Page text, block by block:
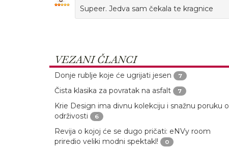
Supeer. Jedva sam čekala te kragnice
VEZANI ČLANCI
Donje rublje koje će ugrijati jesen 7
Čista klasika za povratak na asfalt 7
Krie Design ima divnu kolekciju i snažnu poruku o
održivosti
6
Revija o kojoj će se dugo pričati: eNVy room
priredio veliki modni spektakl!
0